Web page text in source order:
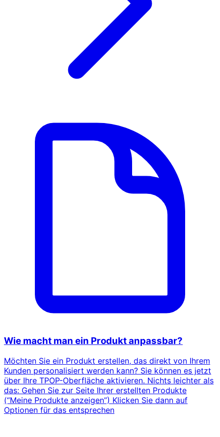
Wie macht man ein Produkt anpassbar?
Möchten Sie ein Produkt erstellen, das direkt von Ihrem
Kunden personalisiert werden kann? Sie können es jetzt
über Ihre TPOP-Oberfläche aktivieren. Nichts leichter als
das: Gehen Sie zur Seite Ihrer erstellten Produkte
(“Meine Produkte anzeigen”) Klicken Sie dann auf
Optionen für das entsprechen